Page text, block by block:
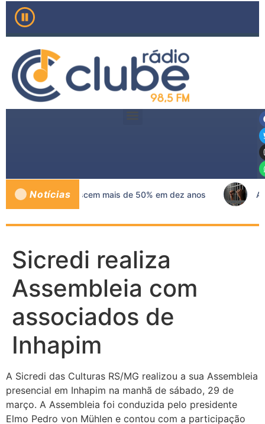
Notícias
no SUS crescem mais de 50% em dez anos AÇÃO
Sicredi realiza
Assembleia com
associados de
Inhapim
A Sicredi das Culturas RS/MG realizou a sua Assembleia
presencial em Inhapim na manhã de sábado, 29 de
março. A Assembleia foi conduzida pelo presidente
Elmo Pedro von Mühlen e contou com a participação